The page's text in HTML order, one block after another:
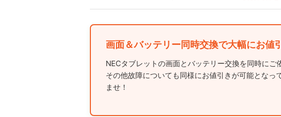
画面＆バッテリー同時交換で大幅にお値
NECタブレットの画面とバッテリー交換を同時に
その他故障についても同様にお値引きが可能とな
ませ！